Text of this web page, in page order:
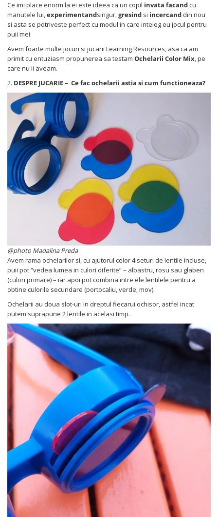
Ce imi place enorm la ei este ideea ca un copil invata facandcu
manutele lui,experimentandsingur,gresind si incercand din nou
si asta se potriveste perfect cu modul in care inteleg eu jocul pentru
puii mei.
Avem foarte multe jocuri si jucarii Learning Resources, asa ca am
primit cu entuziasm propunerea sa testam Ochelarii Color Mix, pe
care nu ii aveam.
2. DESPRE JUCARIE – Ce fac ochelarii astia si cum functioneaza?
@photo Madalina Preda
Avem rama ochelarilor si, cu ajutorul celor 4 seturi de lentile incluse,
puii pot “vedea lumea in culori diferite” – albastru, rosu sau glaben
(culori primare) – iar apoi pot combina intre ele lentilele pentru a
obtine culorile secundare (portocaliu, verde, mov).
Ochelarii au doua slot-uri in dreptul fiecarui ochisor, astfel incat
putem suprapune 2 lentile in acelasi timp.